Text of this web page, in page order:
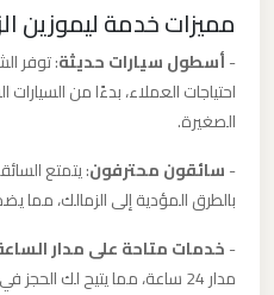
مميزات خدمة ليموزين
-أسطول سيارات حديثة: توفر
احتياجات العملاء، بدءًا من السيارات
الصغيرة.
-سائقون محترفون: يتمتع
بالطرق المؤدية إلى الزمالك،
-خدمات متاحة على مدار
مدار 24 ساعة، مما يتيح لك الحجز في أي وقت.
الساحل
الشمالي
ليموزين
العرب